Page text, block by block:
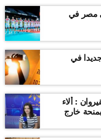
مصر في
في
: ألاء
خارج